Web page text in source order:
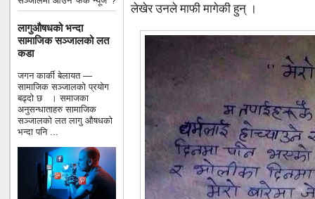
लागुऔषधको भन्दा
सामाजिक सञ्जालको लत
कडा
जगन कार्की बेलायत —
सामाजिक सञ्जालको प्रयोग
बढ्दो छ । समाजका
अनुसन्धाताहरु सामाजिक
सञ्जालको लत लागु औषधको
भन्दा पनि ...
लेखेर उनले माफी मागेकी हुन् ।